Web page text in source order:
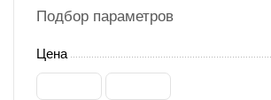
Подбор параметров
Цена